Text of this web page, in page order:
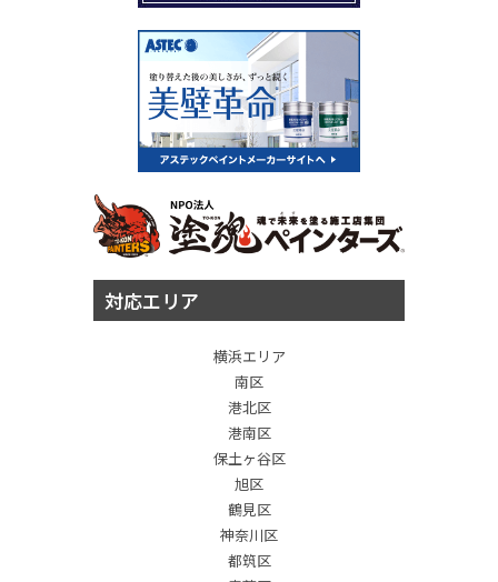
対応エリア
横浜エリア
南区
港北区
港南区
保土ヶ谷区
旭区
鶴見区
神奈川区
都筑区